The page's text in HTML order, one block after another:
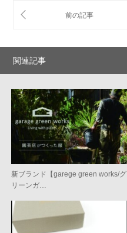
関連記事
新ブランド【garege green works/グ
リーンガ…